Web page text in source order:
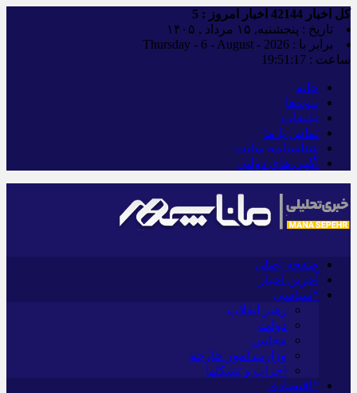
کل اخبار اخبار امروز : 5
تاریخ : پنجشنبه, ۱۵ مرداد , ۱۴۰۵
برابر با : Thursday - 6 - August - 2026
ساعت : 19:51:17
خانه
پیوندها
تبلیغات
تماس با ما
شناسنامه سایت
آگهی های دولتی
صفحه اصلی
آخرین اخبار
*سیاسی
رهبر انقلاب
دولت
مجلس
وزارت امور خارجه
احزاب و تشکلها
*اقتصادی